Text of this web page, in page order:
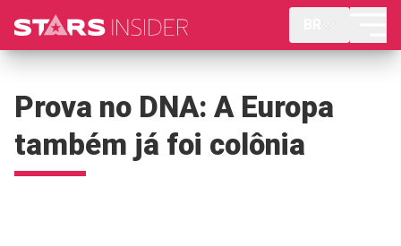
Prova no DNA: A Europa
também já foi colônia